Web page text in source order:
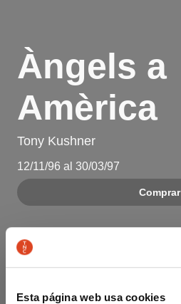
Esta página web usa cookies
Àngels a
Amèrica
Tony Kushner
12/11/96 al 30/03/97
Comprar